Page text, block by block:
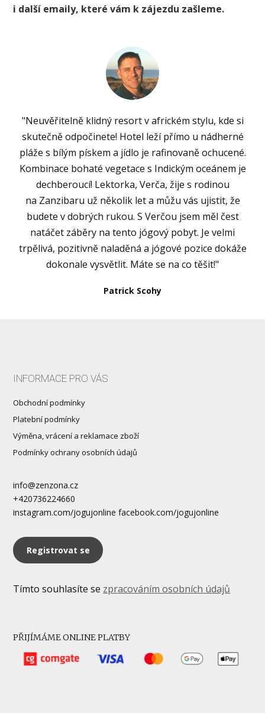
i další emaily, které vám k zájezdu zašleme.
"Neuvěřitelně klidný resort v africkém stylu, kde si
skutečně odpočinete! Hotel leží přímo u nádherné
pláže s bílým pískem a jídlo je rafinovaně ochucené.
Kombinace bohaté vegetace s Indickým oceánem je
dechberoucí! Lektorka, Verča, žije s rodinou
na Zanzibaru už několik let a můžu vás ujistit, že
budete v dobrých rukou. S Verčou jsem měl čest
natáčet záběry na tento jógový pobyt. Je velmi
trpělivá, pozitivně naladěná a jógové pozice dokáže
dokonale vysvětlit. Máte se na co těšit!"
Patrick Scohy
INFORMACE PRO VÁS
Obchodní podmínky
Platební podmínky
Výměna, vrácení a reklamace zboží
Podmínky ochrany osobních údajů
info@zenzona.cz
+420736224660
instagram.com/jogujonline facebook.com/jogujonline
Registrovat se
Tímto souhlasíte se zpracováním osobních údajů
PŘIJÍMÁME ONLINE PLATBY